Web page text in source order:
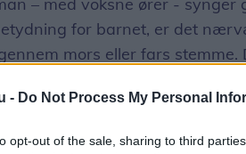
- Do Not Process My Personal
opt-out of the sale, sharing to third
for barnet, er det
mors eller fars stemme.
uanset hvordan den lyder.
Kirke hver torsdag
i kirken, som